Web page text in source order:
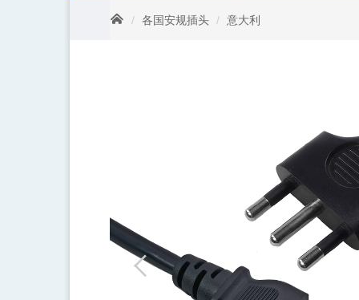
各国安规插头 意大利